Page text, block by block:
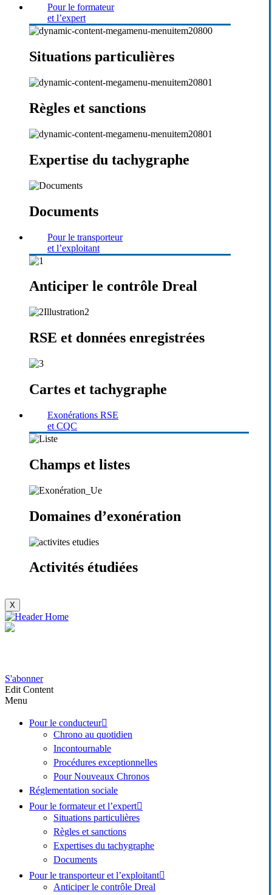
Pour le formateur
et l’expert
Situations particulières
Règles et sanctions
Expertise du tachygraphe
Documents
Pour le transporteur
et l’exploitant
Anticiper le contrôle Dreal
RSE et données enregistrées
Cartes et tachygraphe
Exonérations RSE
et CQC
Champs et listes
Domaines d’exonération
Activités étudiées
X
S'abonner
Edit Content
Menu
Pour le conducteur
Chrono au quotidien
Incontournable
Procédures exceptionnelles
Pour Nouveaux Chronos
Réglementation sociale
Pour le formateur et l’expert
Situations particulières
Règles et sanctions
Expertises du tachygraphe
Documents
Pour le transporteur et l’exploitant
Anticiper le contrôle Dreal